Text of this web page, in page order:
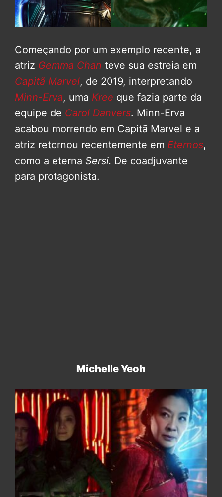
Começando por um exemplo recente, a
atriz Gemma Chan teve sua estreia em
Capitã Marvel, de 2019, interpretando
Minn-Erva, uma Kree que fazia parte da
equipe de Carol Danvers. Minn-Erva
acabou morrendo em Capitã Marvel e a
atriz retornou recentemente em Eternos,
como a eterna Sersi. De coadjuvante
para protagonista.
Michelle Yeoh